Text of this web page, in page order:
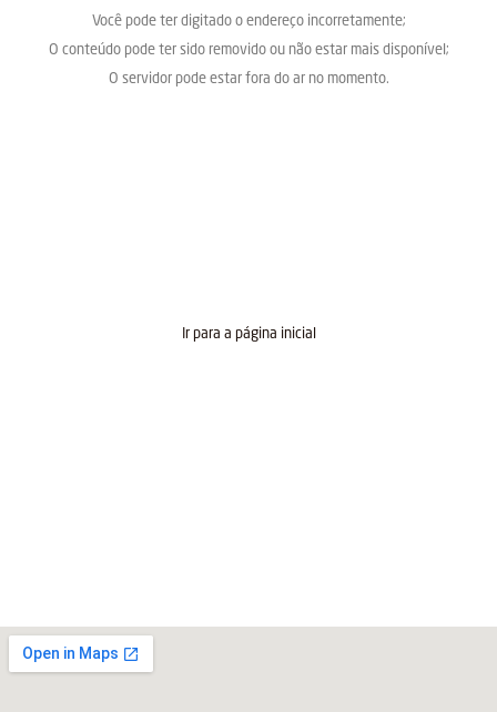
Você pode ter digitado o endereço incorretamente;
O conteúdo pode ter sido removido ou não estar mais disponível;
O servidor pode estar fora do ar no momento.
Ir para a página inicial